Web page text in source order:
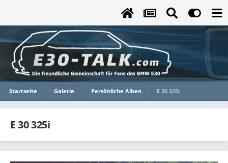
Startseite Galerie Persönliche Alben E 30 325i
E 30 325i